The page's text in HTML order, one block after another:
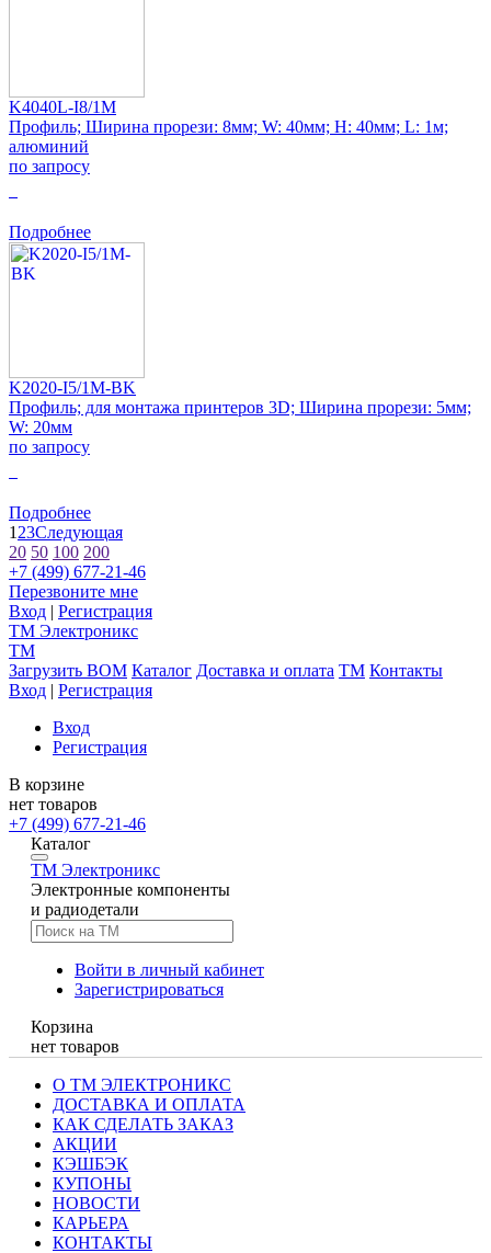
K4040L-I8/1M
Профиль; Ширина прорези: 8мм; W: 40мм; H: 40мм; L: 1м;
алюминий
по запросу
Подробнее
K2020-I5/1M-BK
Профиль; для монтажа принтеров 3D; Ширина прорези: 5мм;
W: 20мм
по запросу
Подробнее
1 23Следующая
20 50 100 200
+7 (499) 677-21-46
Перезвоните мне
Вход | Регистрация
TM Электроникс
TM
Загрузить BOM Каталог Доставка и оплата TM Контакты
Вход | Регистрация
Вход
Регистрация
В корзине
нет товаров
+7 (499) 677-21-46
Каталог
TM Электроникс
Электронные компоненты
и радиодетали
Войти в личный кабинет
Зарегистрироваться
Корзина
нет товаров
О ТМ ЭЛЕКТРОНИКС
ДОСТАВКА И ОПЛАТА
КАК СДЕЛАТЬ ЗАКАЗ
АКЦИИ
КЭШБЭК
КУПОНЫ
НОВОСТИ
КАРЬЕРА
КОНТАКТЫ